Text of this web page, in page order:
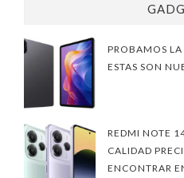
PROBAMOS LA
ESTAS SON
REDMI NOTE
CALIDAD
ENCONTRAR